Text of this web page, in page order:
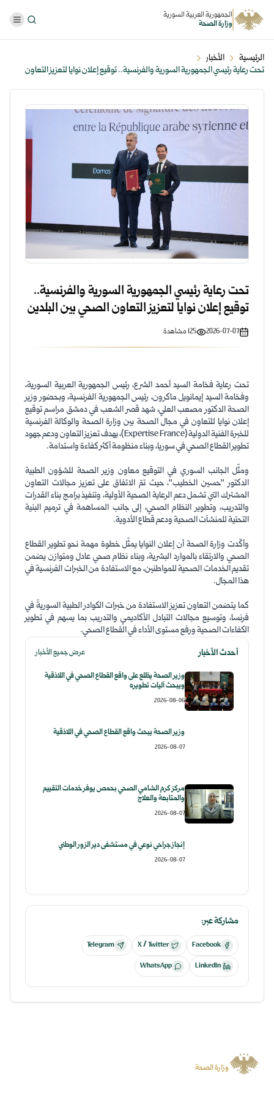
الجمهورية العربية السورية
وزارة الصحة
الرئيسية
الأخبار
تحت رعاية رئيسي الجمهورية السورية والفرنسية.. توقيع إعلان نوايا لتعزيز التعاون
أحدث الأخبار عرض جميع الأخبار
وزير الصحة يطّلع على واقع القطاع الصحي في اللاذقية
ويبحث آليات تطويره
2026-08-06
وزير الصحة يبحث واقع القطاع الصحي في اللاذقية
2026-08-07
مركز كرم الشامي الصحي بحمص يوفّر خدمات التقييم
والمتابعة والعلاج
2026-08-07
إنجاز جراحي نوعي في مستشفى دير الزور الوطني
2026-08-07
مشاركة عبر:
Facebook
X / Twitter
Telegram
LinkedIn
WhatsApp
تحت رعاية رئيسي الجمهورية السورية والفرنسية..
توقيع إعلان نوايا لتعزيز التعاون الصحي بين البلدين
2026-07-07
125 مشاهدة
تحت رعاية فخامة السيد أحمد الشرع، رئيس الجمهورية العربية السورية،
وفخامة السيد إيمانويل ماكرون، رئيس الجمهورية الفرنسية، وبحضور وزير
الصحة الدكتور مصعب العلي، شهد قصر الشعب في دمشق مراسم توقيع
إعلان نوايا للتعاون في مجال الصحة بين وزارة الصحة والوكالة الفرنسية
للخبرة الفنية الدولية (Expertise France)، بهدف تعزيز التعاون ودعم جهود
تطوير القطاع الصحي في سوريا، وبناء منظومة أكثر كفاءة واستدامة.
ومثّل الجانب السوري في التوقيع معاون وزير الصحة للشؤون الطبية
الدكتور "حسين الخطيب"، حيث تمّ الاتفاق على تعزيز مجالات التعاون
المشترك التي تشمل دعم الرعاية الصحية الأولية، وتنفيذ برامج بناء القدرات
والتدريب، وتطوير النظام الصحي، إلى جانب المساهمة في ترميم البنية
التحتية للمنشآت الصحية ودعم قطاع الأدوية.
وأكّدت وزارة الصحة أن إعلان النوايا يمثّل خطوة مهمة نحو تطوير القطاع
الصحي والارتقاء بالموارد البشرية، وبناء نظام صحي عادل ومتوازن يضمن
تقديم الخدمات الصحية للمواطنين، مع الاستفادة من الخبرات الفرنسية في
هذا المجال.
كما يتضمن التعاون تعزيز الاستفادة من خبرات الكوادر الطبية السوريةّ في
فرنسا، وتوسيع مجالات التبادل الأكاديمي والتدريب بما يسهم في تطوير
الكفاءات الصحية ورفع مستوى الأداء في القطاع الصحي.
وزارة الصحة